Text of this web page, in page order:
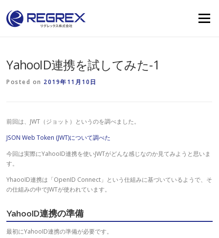
content
Menu
YahooID連携を試してみた-1
Posted on 2019年11月10日
前回は、JWT（ジョット）というのを調べました。
JSON Web Token (JWT)について調べた
今回は実際にYahooID連携を使いJWTがどんな感じなのか見てみようと思いま
す。
YhaooID連携は「OpenID Connect」という仕組みに基づいているようで、そ
の仕組みの中でJWTが使われています。
YahooID連携の準備
最初にYahooID連携の準備が必要です。